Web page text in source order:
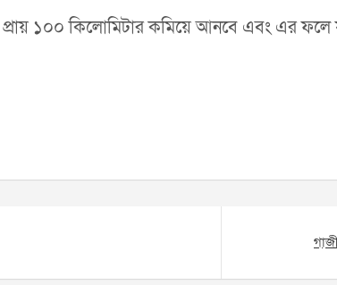
প্রায় ১০০ কিলোমিটার কমিয়ে আনবে এবং এর